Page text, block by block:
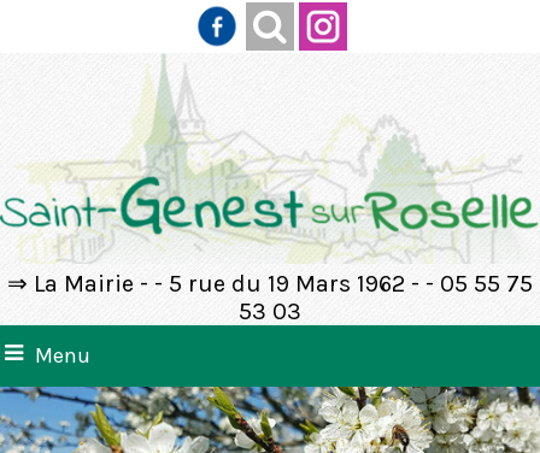
⇒ La Mairie - - 5 rue du 19 Mars 1962 - - 05 55 75
53 03
Menu